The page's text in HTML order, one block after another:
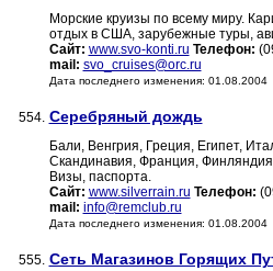
Морские круизы по всему миру.
отдых в США, зарубежные туры,
Сайт: www.svo-konti.ru Телефон:
mail: svo_cruises@orc.ru
Дата последнего изменения: 01.08.2004
554. Серебряный дождь
Бали, Венгрия, Греция, Египет,
Скандинавия, Франция,
Визы, паспорта.
Сайт: www.silverrain.ru Телефон:
mail: info@remclub.ru
Дата последнего изменения: 01.08.2004
555. Сеть Магазинов Горящих